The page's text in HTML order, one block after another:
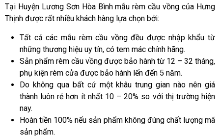
Tại Huyện Lương Sơn Hòa Bình mẫu rèm cầu vồng của Hưng
Thịnh được rất nhiều khách hàng lựa chọn bởi:
Tất cả các mẫu rèm cầu vồng đều được nhập khẩu từ
những thương hiệu uy tín, có tem mác chính hãng.
Sản phẩm rèm cầu vồng được bảo hành từ 12 – 32 tháng,
phụ kiện rèm cửa được bảo hành lến đến 5 năm.
Do không qua bất cứ một khâu trung gian nào nên giá
thành luôn rẻ hơn ít nhất 10 – 20% so với thị trường hiện
nay.
Hoàn tiền 100% nếu sản phẩm không đúng chất lượng mã
sản phẩm.